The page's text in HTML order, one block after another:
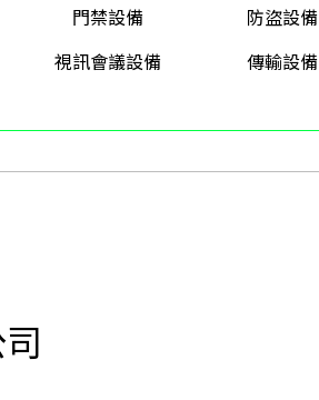
門禁設備 防盜設備
視訊會議設備 傳輸設備